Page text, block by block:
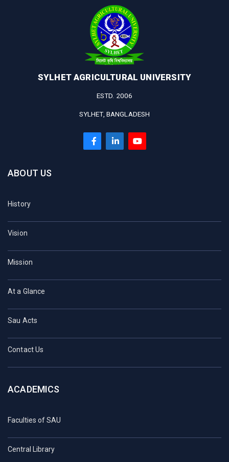
SYLHET AGRICULTURAL UNIVERSITY
ESTD. 2006
SYLHET, BANGLADESH
ABOUT US
History
Vision
Mission
At a Glance
Sau Acts
Contact Us
ACADEMICS
Faculties of SAU
Central Library